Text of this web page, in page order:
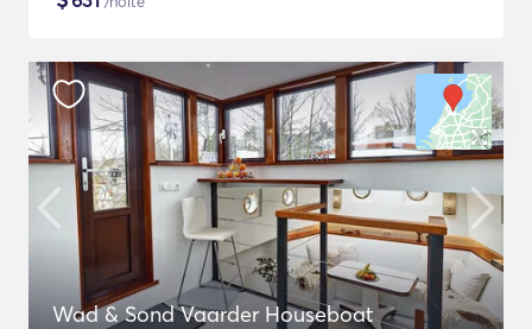
Wad & Sond Vaarder Houseboat